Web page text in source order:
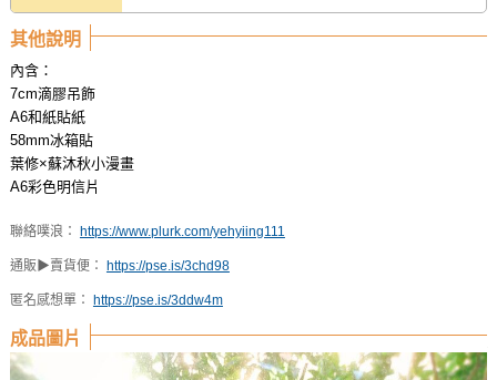
其他說明
內含：
7cm滴膠吊飾
A6和紙貼紙
58mm冰箱貼
葉修×蘇沐秋小漫畫
A6彩色明信片
聯絡噗浪： https://www.plurk.com/yehyiing111
通販▶賣貨便： https://pse.is/3chd98
匿名感想單： https://pse.is/3ddw4m
成品圖片